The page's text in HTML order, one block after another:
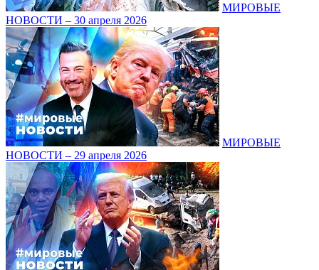
МИРОВЫЕ
НОВОСТИ – 30 апреля 2026
МИРОВЫЕ
НОВОСТИ – 29 апреля 2026